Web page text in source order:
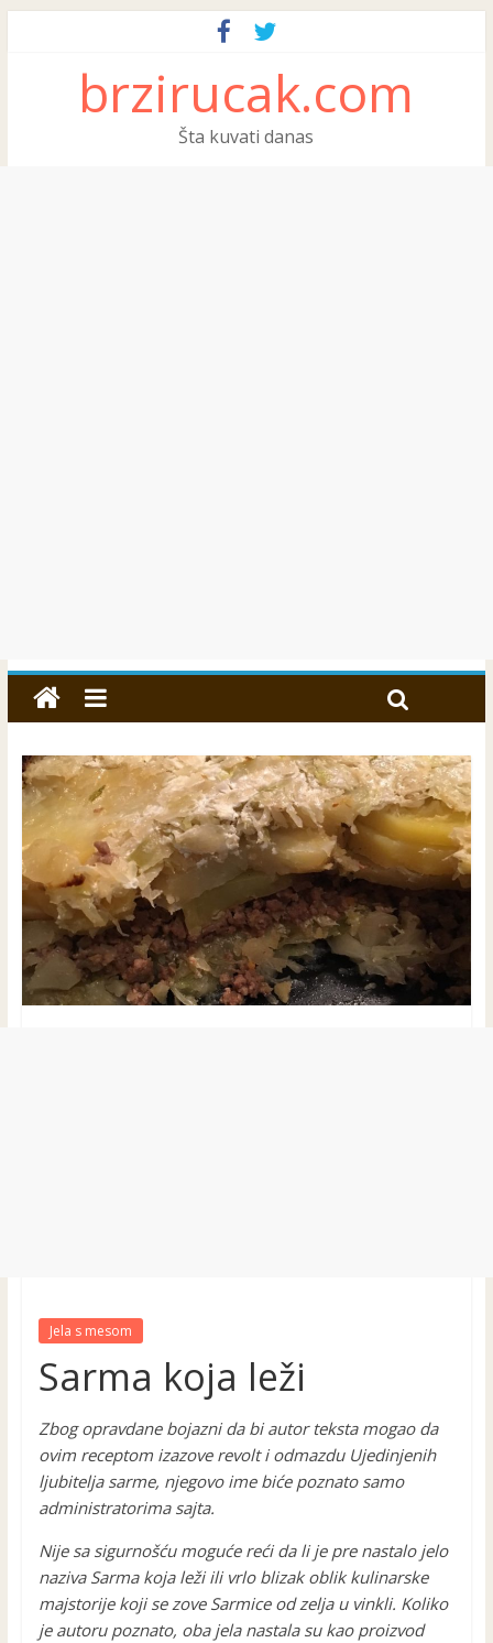
brzirucak.com
Šta kuvati danas
Jela s mesom
Sarma koja leži
Zbog opravdane bojazni da bi autor teksta mogao da
ovim receptom izazove revolt i odmazdu Ujedinjenih
ljubitelja sarme, njegovo ime biće poznato samo
administratorima sajta.
Nije sa sigurnošću moguće reći da li je pre nastalo jelo
naziva Sarma koja leži ili vrlo blizak oblik kulinarske
majstorije koji se zove Sarmice od zelja u vinkli. Koliko
je autoru poznato, oba jela nastala su kao proizvod